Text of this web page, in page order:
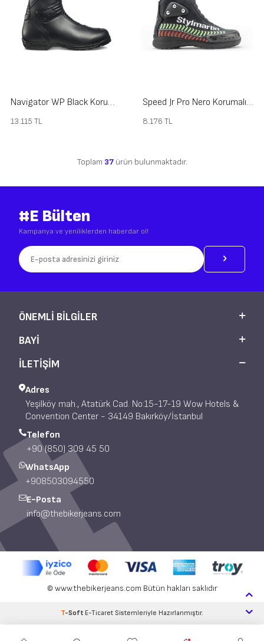
Navigator WP Black Korumalı Motosiklet Ayakkabısı
13.115 TL
Speed Jr Pro Nero Korumalı Motosiklet Botu
8.176 TL
Toplam 37ürün bulunmaktadır.
#E Bülten
Kampanya ve yeniliklerden haberdar ol!
ÖNEMLI BILGILER
BAYI
İLETİŞİM
Adres
Yeşilköy mah., Atatürk Cad. No:15-17-19 Wow Hotels &
Convention Center - 34149 Bakırköy/İstanbul
Telefon
+90 (850) 309 45 50
WhatsApp
+908503094550
E-Posta
info@thebikerjeans.com
© www.thebikerjeans.com Bütün hakları saklıdır
T-Soft E-Ticaret Sistemleriyle Hazırlanmıştır.